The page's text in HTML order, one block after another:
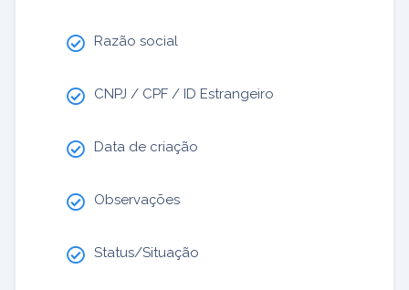
Razão social
CNPJ / CPF / ID Estrangeiro
Data de criação
Observações
Status/Situação